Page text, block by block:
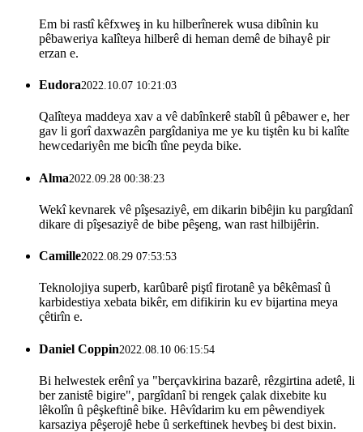
Em bi rastî kêfxweş in ku hilberînerek wusa dibînin ku
pêbaweriya kalîteya hilberê di heman demê de bihayê pir
erzan e.
Eudora2022.10.07 10:21:03
Qalîteya maddeya xav a vê dabînkerê stabîl û pêbawer e, her
gav li gorî daxwazên pargîdaniya me ye ku tiştên ku bi kalîte
hewcedariyên me bicîh tîne peyda bike.
Alma2022.09.28 00:38:23
Wekî kevnarek vê pîşesaziyê, em dikarin bibêjin ku pargîdanî
dikare di pîşesaziyê de bibe pêşeng, wan rast hilbijêrin.
Camille2022.08.29 07:53:53
Teknolojiya superb, karûbarê piştî firotanê ya bêkêmasî û
karbidestiya xebata bikêr, em difikirin ku ev bijartina meya
çêtirîn e.
Daniel Coppin2022.08.10 06:15:54
Bi helwestek erênî ya "berçavkirina bazarê, rêzgirtina adetê, li
ber zanistê bigire", pargîdanî bi rengek çalak dixebite ku
lêkolîn û pêşkeftinê bike. Hêvîdarim ku em pêwendiyek
karsaziya pêşerojê hebe û serkeftinek hevbeş bi dest bixin.